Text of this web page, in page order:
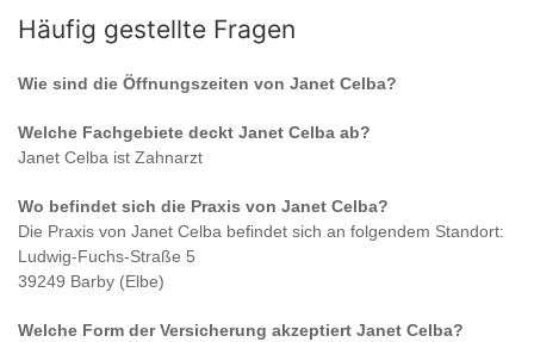
Häufig gestellte Fragen
Wie sind die Öffnungszeiten von Janet Celba?
Welche Fachgebiete deckt Janet Celba ab?
Janet Celba ist Zahnarzt
Wo befindet sich die Praxis von Janet Celba?
Die Praxis von Janet Celba befindet sich an folgendem Standort:
Ludwig-Fuchs-Straße 5
39249 Barby (Elbe)
Welche Form der Versicherung akzeptiert Janet Celba?